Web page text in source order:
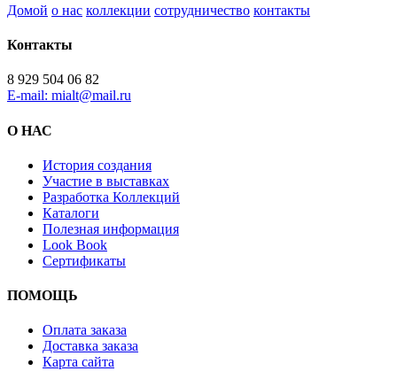
Домой о нас коллекции сотрудничество контакты
Контакты
8 929 504 06 82
E-mail: mialt@mail.ru
О НАС
История создания
Участие в выставках
Разработка Коллекций
Каталоги
Полезная информация
Look Book
Сертификаты
ПОМОЩЬ
Оплата заказа
Доставка заказа
Карта сайта